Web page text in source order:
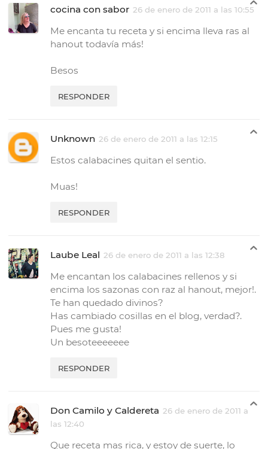
cocina con sabor 26 de enero de 2011 a las 10:55
Me encanta tu receta y si encima lleva ras al
hanout todavía más!
Besos
RESPONDER
Unknown 26 de enero de 2011 a las 12:15
Estos calabacines quitan el sentio.
Muas!
RESPONDER
Laube Leal 26 de enero de 2011 a las 12:38
Me encantan los calabacines rellenos y si
encima los sazonas con raz al hanout, mejor!.
Te han quedado divinos?
Has cambiado cosillas en el blog, verdad?.
Pues me gusta!
Un besoteeeeeee
RESPONDER
Don Camilo y Caldereta 26 de enero de 2011 a
las 12:40
Que receta mas rica, y estoy de suerte, lo